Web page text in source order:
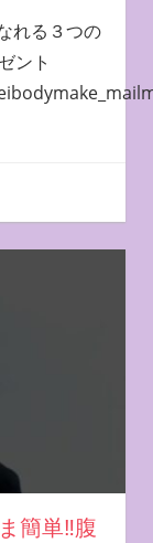
れる３つの
ント
簡単‼︎腹